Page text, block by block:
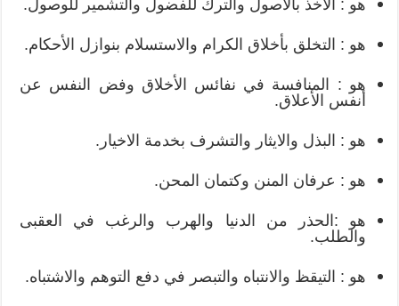
هو : الأخذ بالأصول والترك للفضول والتشمير للوصول.
هو : التخلق بأخلاق الكرام والاستسلام بنوازل الأحكام.
هو : المنافسة في نفائس الأخلاق وفض النفس عن
أنفس الأعلاق.
هو : البذل والايثار والتشرف بخدمة الاخيار.
هو : عرفان المنن وكتمان المحن.
هو :الحذر من الدنيا والهرب والرغب في العقبى
والطلب.
هو : التيقظ والانتباه والتبصر في دفع التوهم والاشتباه.